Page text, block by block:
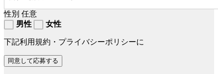
性別 任意
男性
女性
下記利用規約・プライバシーポリシーに